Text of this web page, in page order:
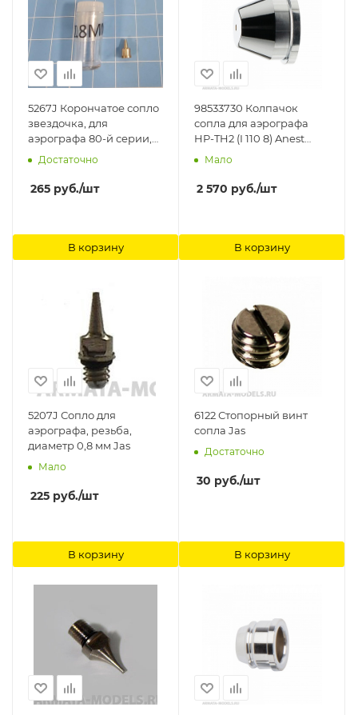
5267J Корончатое сопло
звездочка, для
аэрографа 80-й серии,
диаметр 0,8 мм Jas
Достаточно
265 руб./шт
В корзину
98533730 Колпачок
сопла для аэрографа
HP-TH2 (I 110 8) Anest
Iwata
Мало
2 570 руб./шт
В корзину
5207J Сопло для
аэрографа, резьба,
диаметр 0,8 мм Jas
Мало
225 руб./шт
В корзину
6122 Стопорный винт
сопла Jas
Достаточно
30 руб./шт
В корзину